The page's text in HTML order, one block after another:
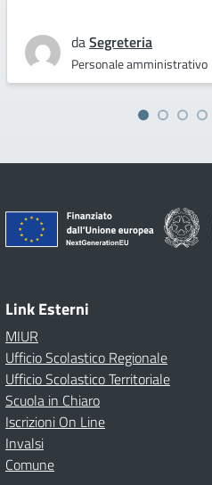
daSegreteria
Personale amministrativo
Link Esterni
MIUR
Ufficio Scolastico Regionale
Ufficio Scolastico Territoriale
Scuola in Chiaro
Iscrizioni On Line
Invalsi
Comune